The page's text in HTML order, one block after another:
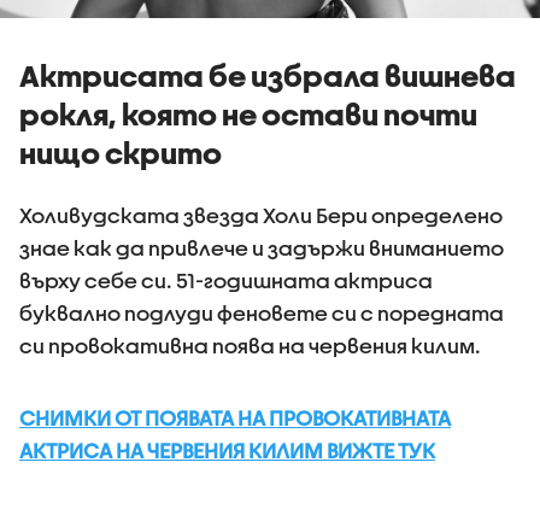
Актрисата бе избрала вишнева
рокля, която не остави почти
нищо скрито
Холивудската звезда Холи Бери определено
знае как да привлече и задържи вниманието
върху себе си. 51-годишната актриса
буквално подлуди феновете си с поредната
си провокативна поява на червения килим.
СНИМКИ ОТ ПОЯВАТА НА ПРОВОКАТИВНАТА
АКТРИСА НА ЧЕРВЕНИЯ КИЛИМ ВИЖТЕ ТУК